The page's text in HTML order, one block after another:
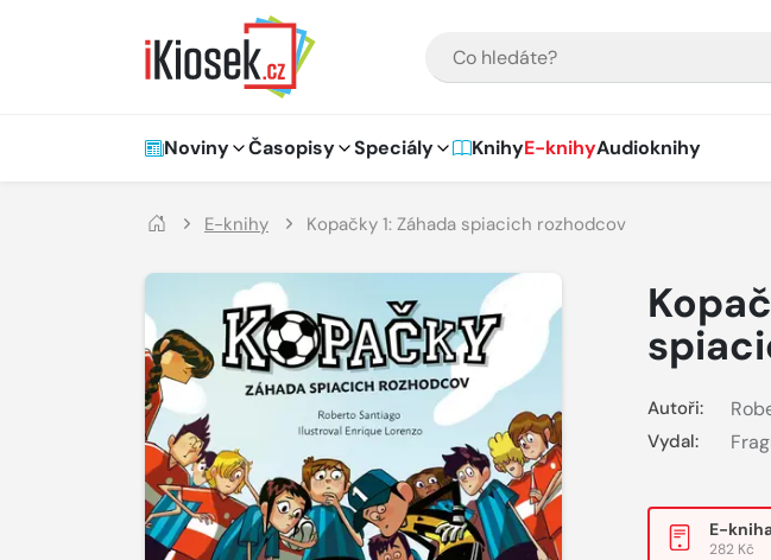
Hlavní navigace
Noviny Časopisy Speciály KnihyE-knihyAudioknihy
E-knihy Kopačky 1: Záhada spiacich rozhodcov
Autoři:
Vydal:
E-
282 Kč